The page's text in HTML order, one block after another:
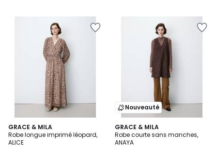
GRACE & MILA
Robe longue imprimé léopard,
ALICE
Nouveauté
GRACE & MILA
Robe courte sans manches,
ANAYA